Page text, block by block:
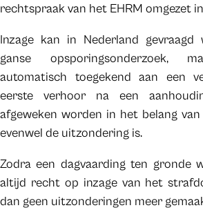
rechtspraak van het EHRM omgezet
Inzage kan in Nederland
ganse opsporingsonderzoek,
automatisch toegekend aan een
eerste verhoor na een
afgeweken worden in het belang
evenwel de uitzondering is.
Zodra een dagvaarding ten gronde
altijd recht op inzage van het
dan geen uitzonderingen meer